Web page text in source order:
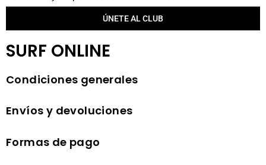
ÚNETE AL CLUB
SURF ONLINE
Condiciones generales
Envíos y devoluciones
Formas de pago